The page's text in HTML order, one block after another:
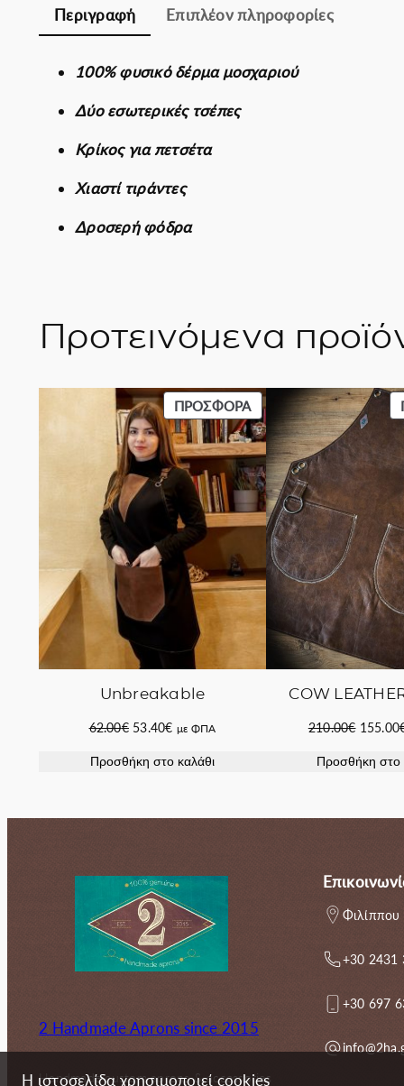
Περιγραφή Επιπλέον πληροφορίες
100% φυσικό δέρμα μοσχαριού
Δύο εσωτερικές τσέπες
Κρίκος για πετσέτα
Χιαστί τιράντες
Δροσερή φόδρα
Προτεινόμενα
ΠΡΟΣΦΟΡΆΠΡΟΪΌΝ
ΣΕ
ΠΡΟΣΦΟΡΆ
Unbreakable
62.00€ Original
was:
53.40€Η
τιμή
με ΦΠΑ
Προσθήκη στο καλάθι
COW
210.00€ Original
was:
155.00
Προσθήκη στο
2 Handmade Aprons since 2015
Handmade custom aprons & accessories
Φιλίππου
+30 2431
+30 697
Η ιστοσελίδα χρησιμοποιεί cookies